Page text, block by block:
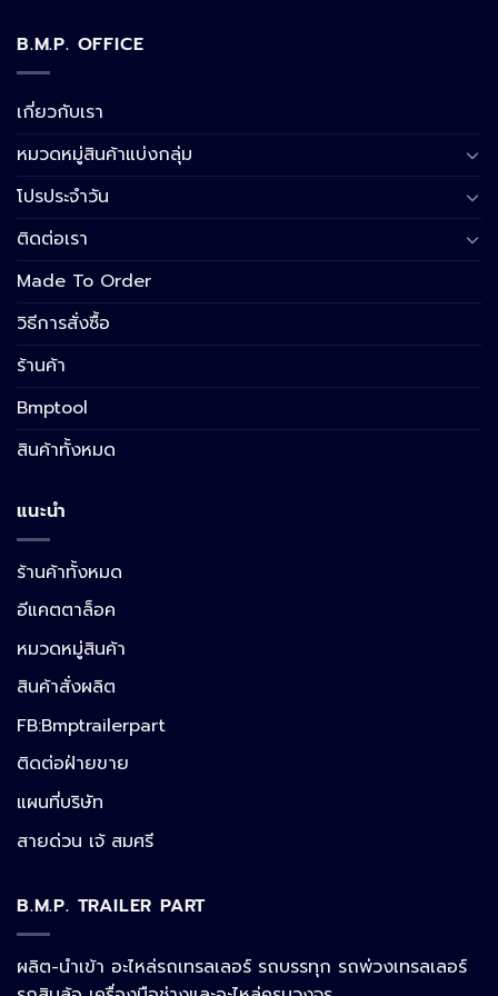
B.M.P. OFFICE
เกี่ยวกับเรา
หมวดหมู่สินค้าแบ่งกลุ่ม
โปรประจำวัน
ติดต่อเรา
Made To Order
วิธีการสั่งซื้อ
ร้านค้า
Bmptool
สินค้าทั้งหมด
แนะนำ
ร้านค้าทั้งหมด
อีแคตตาล็อค
หมวดหมู่สินค้า
สินค้าสั่งผลิต
FB:Bmptrailerpart
ติดต่อฝ่ายขาย
แผนที่บริษัท
สายด่วน เจ้ สมศรี
B.M.P. TRAILER PART
ผลิต-นำเข้า อะไหล่รถเทรลเลอร์ รถบรรทุก รถพ่วงเทรลเลอร์